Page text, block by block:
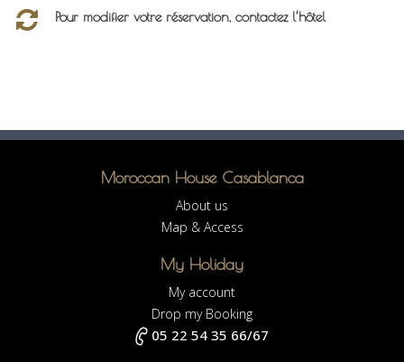
Pour modifier votre réservation, contactez l’hôtel
Moroccan House Casablanca
About us
Map & Access
My Holiday
My account
Drop my Booking
05 22 54 35 66/67